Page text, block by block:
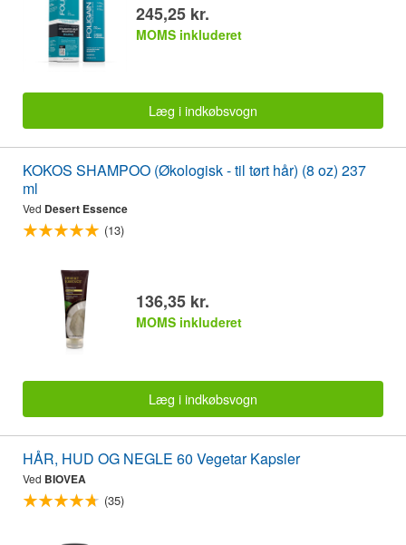
245,25 kr.
MOMS inkluderet
Læg i indkøbsvogn
KOKOS SHAMPOO (Økologisk - til tørt hår) (8 oz) 237
ml
Ved Desert Essence
(13)
136,35 kr.
MOMS inkluderet
Læg i indkøbsvogn
HÅR, HUD OG NEGLE 60 Vegetar Kapsler
Ved BIOVEA
(35)